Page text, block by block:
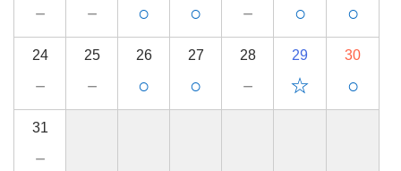
－ － ○ ○ － ○ ○
24
－
25
－
26
○
27
○
28
－
29
☆
30
○
31
－